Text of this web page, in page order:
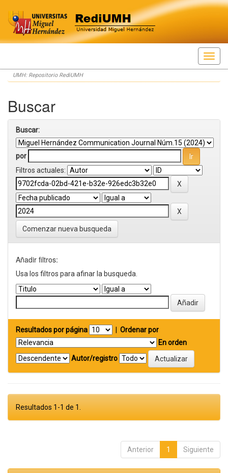
Skip
navigation
UMH: Repositorio RediUMH
Buscar
Buscar:
por
Filtros actuales:
Comenzar nueva busqueda
Añadir filtros:
Usa los filtros para afinar la busqueda.
Resultados por página
Ordenar por
En orden
Autor/registro
Resultados 1-1 de 1.
Anterior 1 Siguiente